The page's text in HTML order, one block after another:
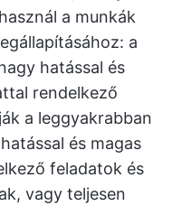
a munkák
a
hatással és
rendelkező
a leggyakrabban
és magas
feladatok és
vagy teljesen